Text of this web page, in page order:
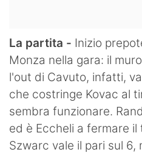
La partita - Inizio
Monza nella gara: il
l'out di Cavuto, infatti,
che costringe Kovac al
sembra funzionare.
ed è Eccheli a fermare il
Szwarc vale il pari sul 6,